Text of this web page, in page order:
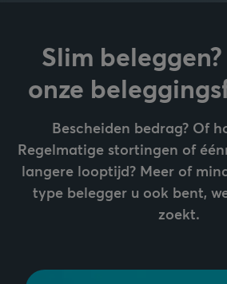
Slim
onze
Bescheiden bedrag? Of
Regelmatige stortingen of
langere looptijd? Meer of
type belegger u ook bent,
zoekt.